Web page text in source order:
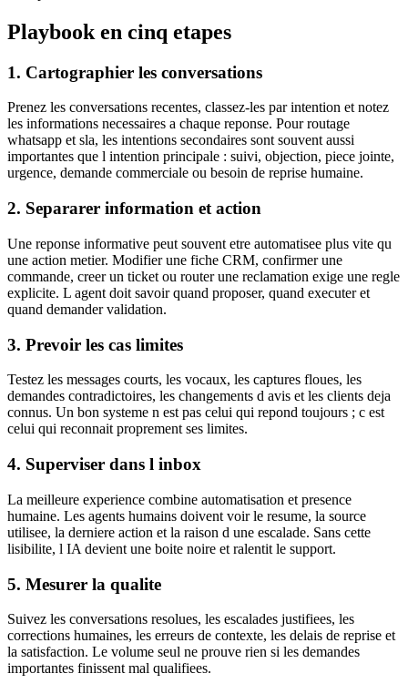
Playbook en cinq etapes
1. Cartographier les conversations
Prenez les conversations recentes, classez-les par intention et notez
les informations necessaires a chaque reponse. Pour routage
whatsapp et sla, les intentions secondaires sont souvent aussi
importantes que l intention principale : suivi, objection, piece jointe,
urgence, demande commerciale ou besoin de reprise humaine.
2. Separarer information et action
Une reponse informative peut souvent etre automatisee plus vite qu
une action metier. Modifier une fiche CRM, confirmer une
commande, creer un ticket ou router une reclamation exige une regle
explicite. L agent doit savoir quand proposer, quand executer et
quand demander validation.
3. Prevoir les cas limites
Testez les messages courts, les vocaux, les captures floues, les
demandes contradictoires, les changements d avis et les clients deja
connus. Un bon systeme n est pas celui qui repond toujours ; c est
celui qui reconnait proprement ses limites.
4. Superviser dans l inbox
La meilleure experience combine automatisation et presence
humaine. Les agents humains doivent voir le resume, la source
utilisee, la derniere action et la raison d une escalade. Sans cette
lisibilite, l IA devient une boite noire et ralentit le support.
5. Mesurer la qualite
Suivez les conversations resolues, les escalades justifiees, les
corrections humaines, les erreurs de contexte, les delais de reprise et
la satisfaction. Le volume seul ne prouve rien si les demandes
importantes finissent mal qualifiees.